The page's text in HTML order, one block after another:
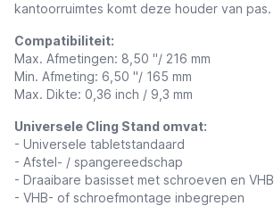
kantoorruimtes komt deze houder van pas.
Compatibiliteit:
Max. Afmetingen: 8,50 "/ 216 mm
Min. Afmeting: 6,50 "/ 165 mm
Max. Dikte: 0,36 inch / 9,3 mm
Universele Cling Stand omvat:
- Universele tabletstandaard
- Afstel- / spangereedschap
- Draaibare basisset met schroeven en VHB
- VHB- of schroefmontage inbegrepen